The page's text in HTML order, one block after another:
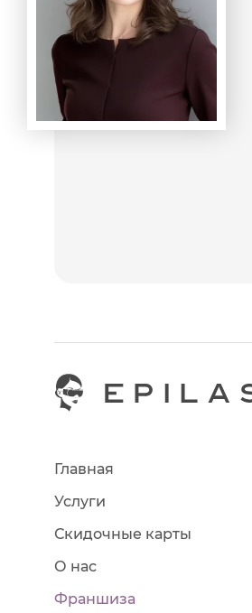
Главная
Услуги
Скидочные карты
О нас
Франшиза